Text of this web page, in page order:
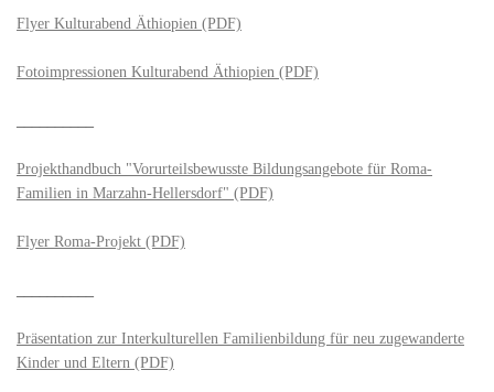
Flyer Kulturabend Äthiopien (PDF)
Fotoimpressionen Kulturabend Äthiopien (PDF)
Projekthandbuch "Vorurteilsbewusste Bildungsangebote für Roma-
Familien in Marzahn-Hellersdorf" (PDF)
Flyer Roma-Projekt (PDF)
Präsentation zur Interkulturellen Familienbildung für neu zugewanderte
Kinder und Eltern (PDF)